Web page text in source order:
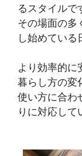
るスタイルで
その場面の多
し始めている
より効率的に
暮らし方の変
使い方に合わ
りに対応して